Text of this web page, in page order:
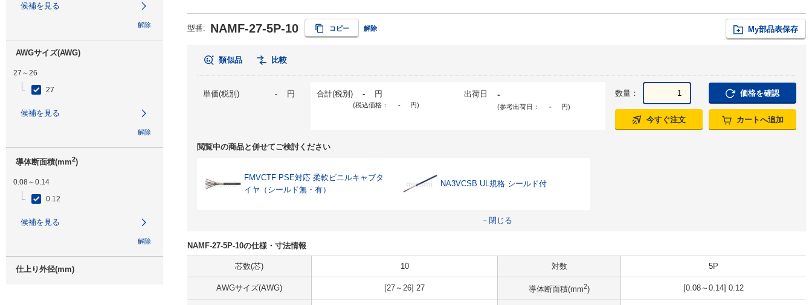
候補を見る
解除
AWGサイズ(AWG)
27～26
27
候補を見る
解除
導体断面積(mm2)
0.08～0.14
0.12
候補を見る
解除
仕上り外径(mm)
型番: NAMF-27-5P-10 コピー 解除 My部品表保存
類似品 比較
単価(税別) - 円 合計(税別) - 円
(税込価格： - 円)
出荷日 -
(参考出荷日： - 円)
数量： 価格を確認
今すぐ注文 カートへ追加
閲覧中の商品と併せてご検討ください
FMVCTF PSE対応 柔軟ビニルキャブタ
イヤ（シールド無・有）
NA3VCSB UL規格 シールド付
－閉じる
NAMF-27-5P-10の仕様・寸法情報
芯数(芯) 10 対数 5P
AWGサイズ(AWG) [27～26] 27 導体断面積(mm2) [0.08～0.14] 0.12